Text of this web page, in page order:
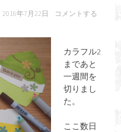
2016年7月22日 コメントする
カラフル2
まであと
一週間を
切りまし
た。
ここ数日